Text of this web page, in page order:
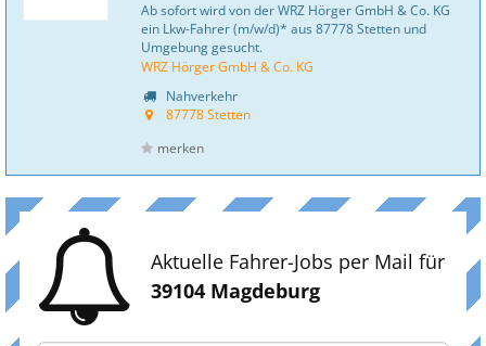
Ab sofort wird von der WRZ Hörger GmbH & Co. KG
ein Lkw-Fahrer (m/w/d)* aus 87778 Stetten und
Umgebung gesucht.
WRZ Hörger GmbH & Co. KG
Nahverkehr
87778 Stetten
merken
Aktuelle Fahrer-Jobs per Mail für
39104 Magdeburg